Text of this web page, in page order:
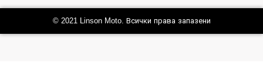
© 2021 Linson Moto. Всички права запазени